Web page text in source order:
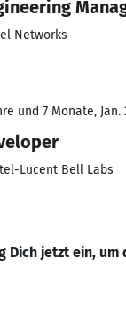
Networks
und 7 Monate, Jan.
Lucent Bell Labs
Dich jetzt ein,